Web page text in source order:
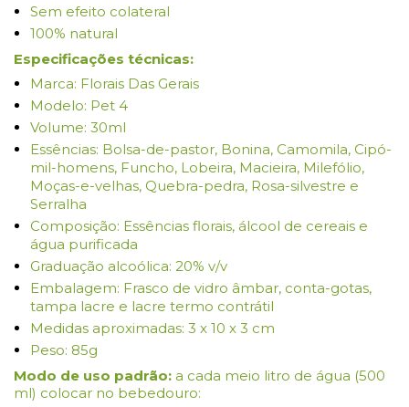
Sem efeito colateral
100% natural
Especificações técnicas:
Marca: Florais Das Gerais
Modelo: Pet 4
Volume: 30ml
Essências: Bolsa-de-pastor, Bonina, Camomila, Cipó-
mil-homens, Funcho, Lobeira, Macieira, Milefólio,
Moças-e-velhas, Quebra-pedra, Rosa-silvestre e
Serralha
Composição: Essências florais, álcool de cereais e
água purificada
Graduação alcoólica: 20% v/v
Embalagem: Frasco de vidro âmbar, conta-gotas,
tampa lacre e lacre termo contrátil
Medidas aproximadas: 3 x 10 x 3 cm
Peso: 85g
Modo de uso padrão: a cada meio litro de água (500
ml) colocar no bebedouro: